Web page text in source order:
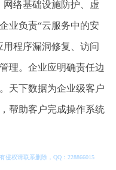
络基础设施防护、虚
业负责“云服务中的安
程序漏洞修复、访问
理。企业应明确责任边
天下数据为企业级客户
帮助客户完成操作系统
侵权请联系删除，QQ：228866015